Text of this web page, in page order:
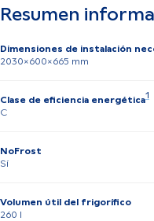
Resumen
Dimensiones de instalación
2030x600x665 mm
Clase de eficiencia energética1
C
NoFrost
Sí
Volumen útil del frigorífico
260 l